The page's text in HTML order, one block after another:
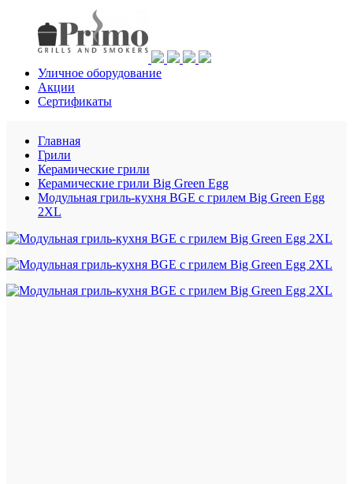
Уличное оборудование
Акции
Сертификаты
Главная
Грили
Керамические грили
Керамические грили Big Green Egg
Модульная гриль-кухня BGE с грилем Big Green Egg
2XL